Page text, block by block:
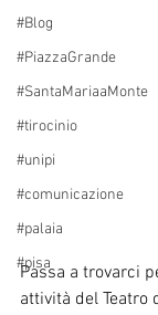
#Blog
#PiazzaGrande
#SantaMariaaMonte
#tirocinio
#unipi
#comunicazione
#palaia
#pisa
Passa a trovarci
attività del Teatro